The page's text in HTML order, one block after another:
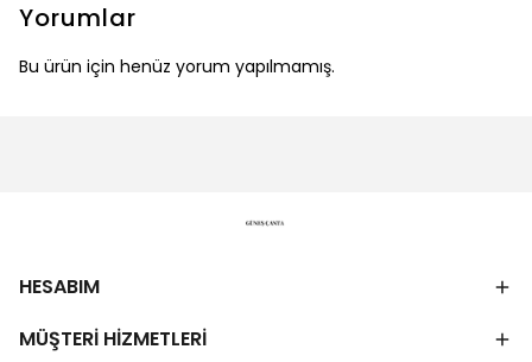
Yorumlar
Bu ürün için henüz yorum yapılmamış.
HESABIM
MÜŞTERİ HİZMETLERİ